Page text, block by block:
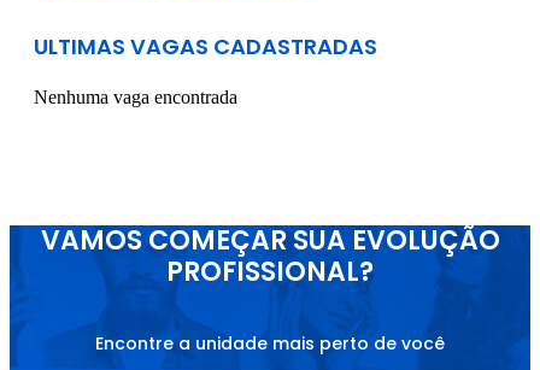
ULTIMAS VAGAS CADASTRADAS
Nenhuma vaga encontrada
VAMOS COMEÇAR SUA EVOLUÇÃO
PROFISSIONAL?
Encontre a unidade mais perto de você